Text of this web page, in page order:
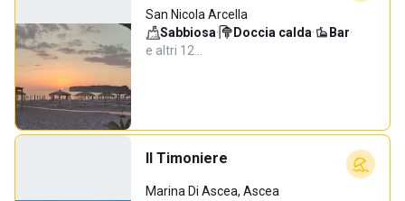
San Nicola Arcella
Sabbiosa· Doccia calda· Bar·
e altri 12…
Il Timoniere
Marina Di Ascea, Ascea